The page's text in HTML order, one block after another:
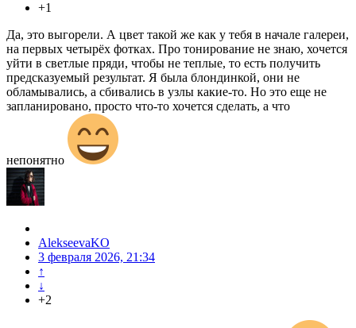
+1
Да, это выгорели. А цвет такой же как у тебя в начале галереи,
на первых четырёх фотках. Про тонирование не знаю, хочется
уйти в светлые пряди, чтобы не теплые, то есть получить
предсказуемый результат. Я была блондинкой, они не
обламывались, а сбивались в узлы какие-то. Но это еще не
запланировано, просто что-то хочется сделать, а что
непонятно
AlekseevaKO
3 февраля 2026, 21:34
↑
↓
+2